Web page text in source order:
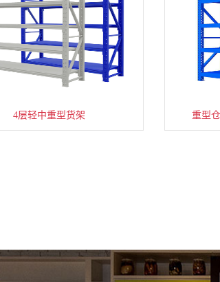
4层轻中重型货架 重型